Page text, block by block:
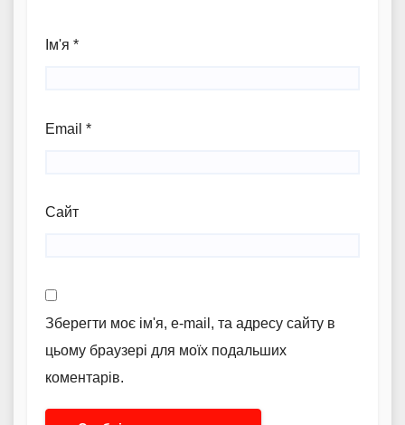
Ім'я *
Email *
Сайт
Зберегти моє ім'я, e-mail, та адресу сайту в
цьому браузері для моїх подальших
коментарів.